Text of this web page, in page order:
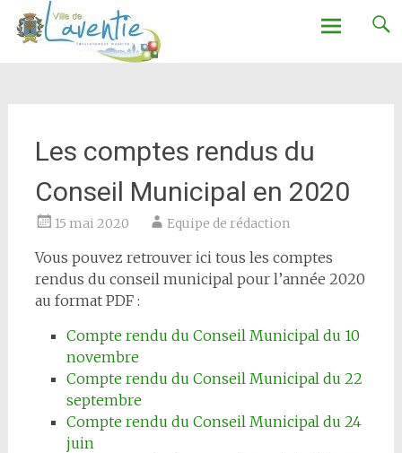
Ville de Laventie
Les comptes rendus du
Conseil Municipal en 2020
15 mai 2020 Equipe de rédaction
Vous pouvez retrouver ici tous les comptes
rendus du conseil municipal pour l’année 2020
au format PDF :
Compte rendu du Conseil Municipal du 10
novembre
Compte rendu du Conseil Municipal du 22
septembre
Compte rendu du Conseil Municipal du 24
juin